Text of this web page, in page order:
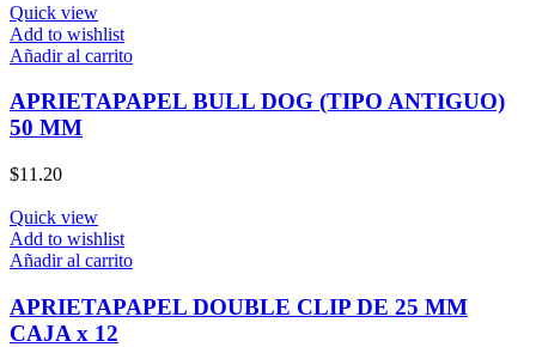
Quick view
Add to wishlist
Añadir al carrito
APRIETAPAPEL BULL DOG (TIPO ANTIGUO)
50 MM
$11.20
Quick view
Add to wishlist
Añadir al carrito
APRIETAPAPEL DOUBLE CLIP DE 25 MM
CAJA x 12